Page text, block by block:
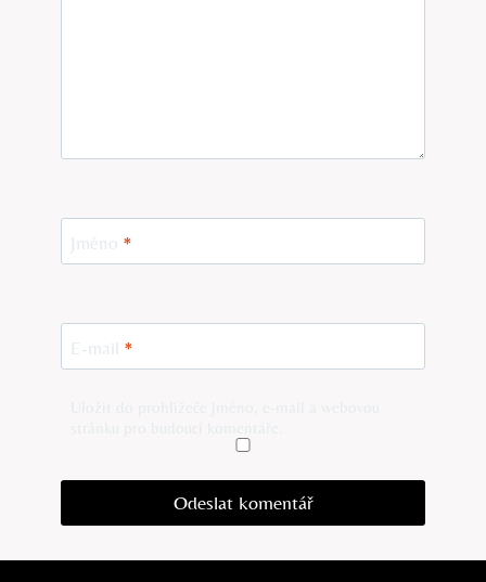
Jméno *
E-mail *